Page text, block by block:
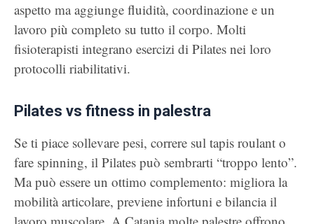
aspetto ma aggiunge fluidità, coordinazione e un
lavoro più completo su tutto il corpo. Molti
fisioterapisti integrano esercizi di Pilates nei loro
protocolli riabilitativi.
Pilates vs fitness in palestra
Se ti piace sollevare pesi, correre sul tapis roulant o
fare spinning, il Pilates può sembrarti “troppo lento”.
Ma può essere un ottimo complemento: migliora la
mobilità articolare, previene infortuni e bilancia il